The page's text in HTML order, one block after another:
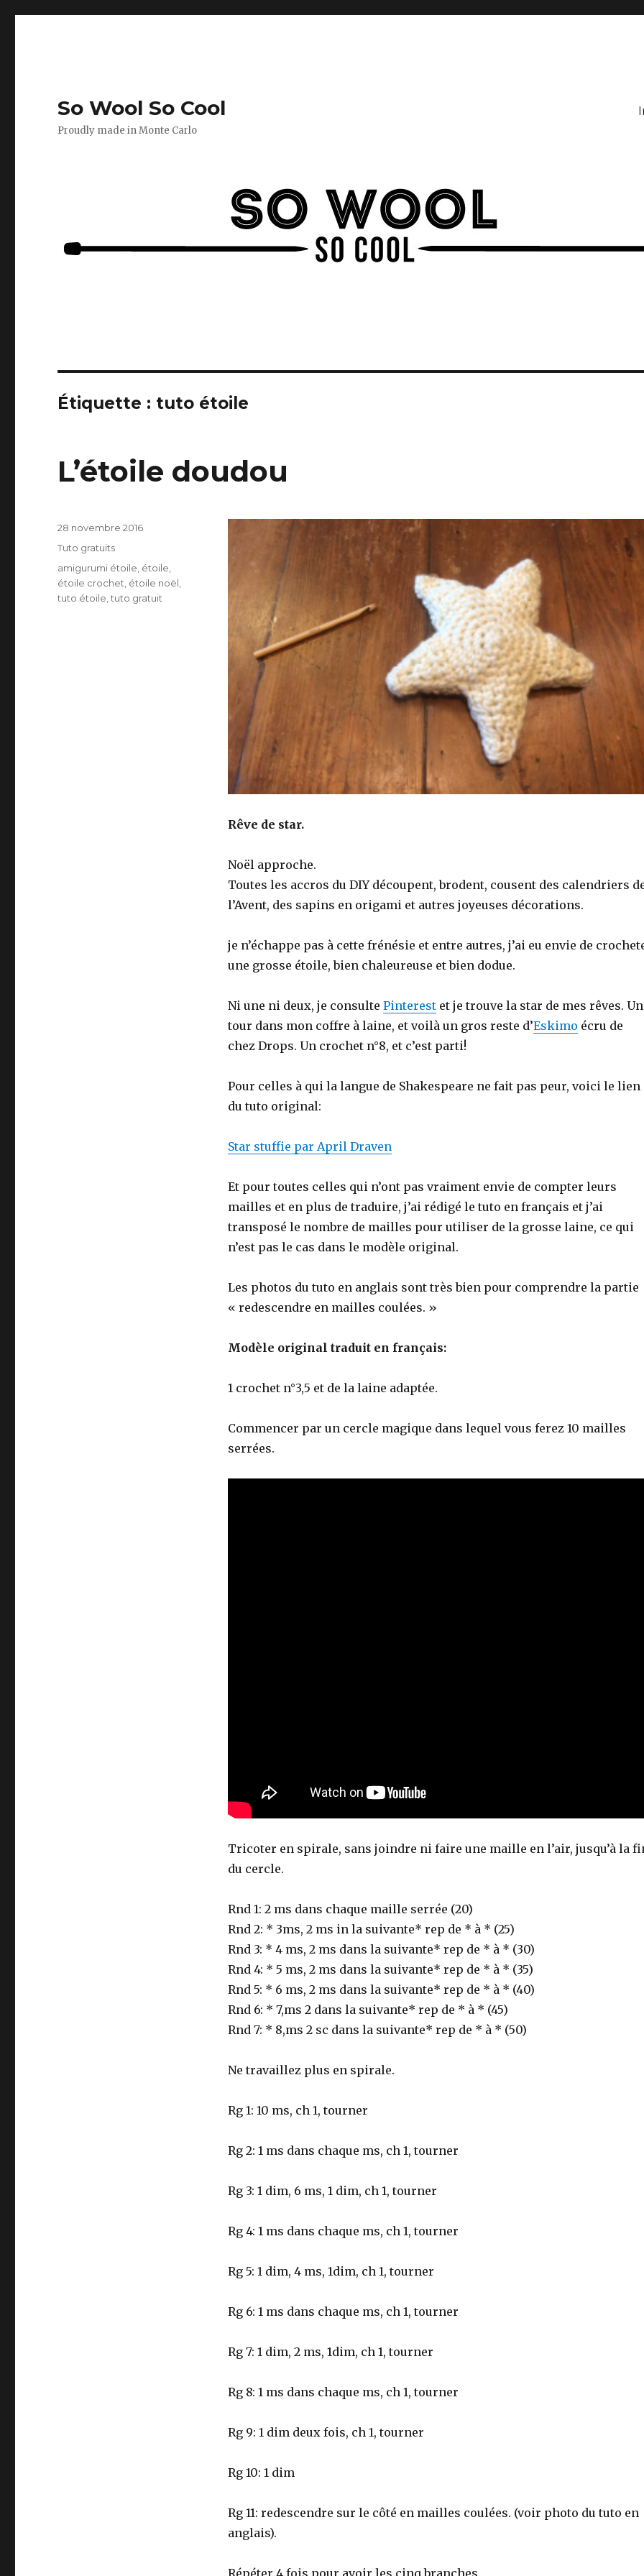
So Wool So Cool
Proudly made in Monte Carlo
Étiquette : tuto étoile
L’étoile doudou
Rêve de star.
Noël approche.
Toutes les accros du DIY découpent, brodent, cousent des calendriers
l’Avent, des sapins en origami et autres joyeuses décorations.
je n’échappe pas à cette frénésie et entre autres, j’ai eu envie de
une grosse étoile, bien chaleureuse et bien dodue.
Ni une ni deux, je consulte Pinterestet je trouve la star de mes rêves. Un
tour dans mon coffre à laine, et voilà un gros reste d’Eskimo écru de
chez Drops. Un crochet n°8, et c’est parti!
Pour celles à qui la langue de Shakespeare ne fait pas peur, voici le lien
du tuto original:
Star stuffie par April Draven
Et pour toutes celles qui n’ont pas vraiment envie de compter leurs
mailles et en plus de traduire, j’ai rédigé le tuto en français et j’ai
transposé le nombre de mailles pour utiliser de la grosse laine, ce qui
n’est pas le cas dans le modèle original.
Les photos du tuto en anglais sont très bien pour comprendre la partie
« redescendre en mailles coulées. »
Modèle original traduit en français:
1 crochet n°3,5 et de la laine adaptée.
Commencer par un cercle magique dans lequel vous ferez 10 mailles
serrées.
Tricoter en spirale, sans joindre ni faire une maille en l’air, jusqu’à la
du cercle.
Rnd 1: 2 ms dans chaque maille serrée (20)
Rnd 2: * 3ms, 2 ms in la suivante* rep de * à * (25)
Rnd 3: * 4 ms, 2 ms dans la suivante* rep de * à * (30)
Rnd 4: * 5 ms, 2 ms dans la suivante* rep de * à * (35)
Rnd 5: * 6 ms, 2 ms dans la suivante* rep de * à * (40)
Rnd 6: * 7,ms 2 dans la suivante* rep de * à * (45)
Rnd 7: * 8,ms 2 sc dans la suivante* rep de * à * (50)
Ne travaillez plus en spirale.
Rg 1: 10 ms, ch 1, tourner
Rg 2: 1 ms dans chaque ms, ch 1, tourner
Rg 3: 1 dim, 6 ms, 1 dim, ch 1, tourner
Rg 4: 1 ms dans chaque ms, ch 1, tourner
Rg 5: 1 dim, 4 ms, 1dim, ch 1, tourner
Rg 6: 1 ms dans chaque ms, ch 1, tourner
Rg 7: 1 dim, 2 ms, 1dim, ch 1, tourner
Rg 8: 1 ms dans chaque ms, ch 1, tourner
Rg 9: 1 dim deux fois, ch 1, tourner
Rg 10: 1 dim
Rg 11: redescendre sur le côté en mailles coulées. (voir photo du tuto en
anglais).
Répéter 4 fois pour avoir les cinq branches.
Publié
28 novembre 2016
Catégories
Tuto gratuits
Étiquettes
amigurumi étoile étoile
étoile crochet étoile noël
tuto étoile ,tuto gratuit